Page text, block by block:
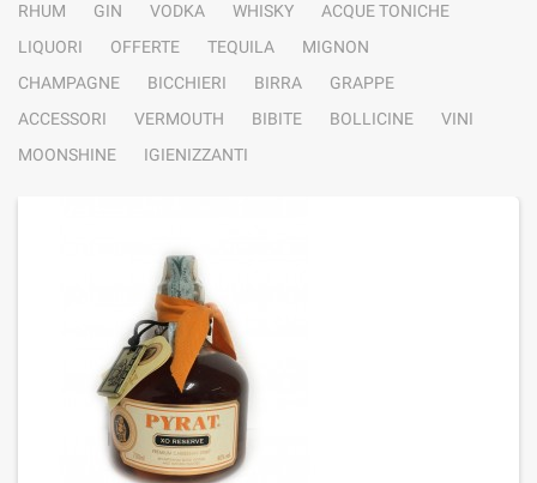
RHUM GIN VODKA WHISKY
ACQUE TONICHE
LIQUORI
OFFERTE TEQUILA
MIGNON
CHAMPAGNE
BICCHIERI BIRRA
GRAPPE
ACCESSORI
VERMOUTH BIBITE BOLLICINE
VINI
MOONSHINE
IGIENIZZANTI